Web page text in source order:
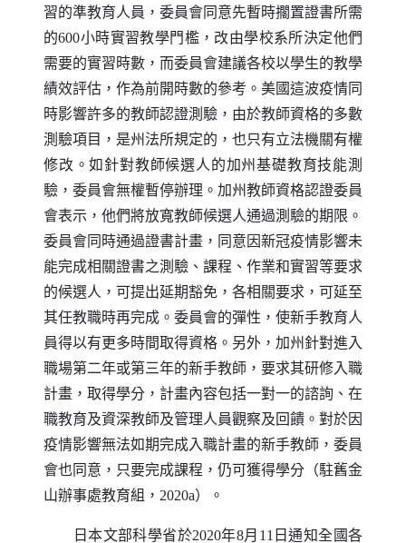
習的準教育人員，委員會同意先暫時擱置證書所需
的600小時實習教學門檻，改由學校系所決定他們
需要的實習時數，而委員會建議各校以學生的教學
績效評估，作為前開時數的參考。美國這波疫情同
時影響許多的教師認證測驗，由於教師資格的多數
測驗項目，是州法所規定的，也只有立法機關有權
修改。如針對教師候選人的加州基礎教育技能測
驗，委員會無權暫停辦理。加州教師資格認證委員
會表示，他們將放寬教師候選人通過測驗的期限。
委員會同時通過證書計畫，同意因新冠疫情影響未
能完成相關證書之測驗、課程、作業和實習等要求
的候選人，可提出延期豁免，各相關要求，可延至
其任教職時再完成。委員會的彈性，使新手教育人
員得以有更多時間取得資格。另外，加州針對進入
職場第二年或第三年的新手教師，要求其研修入職
計畫，取得學分，計畫內容包括一對一的諮詢、在
職教育及資深教師及管理人員觀察及回饋。對於因
疫情影響無法如期完成入職計畫的新手教師，委員
會也同意，只要完成課程，仍可獲得學分（駐舊金
山辦事處教育組，2020a）。
日本文部科學省於2020年8月11日通知全國各